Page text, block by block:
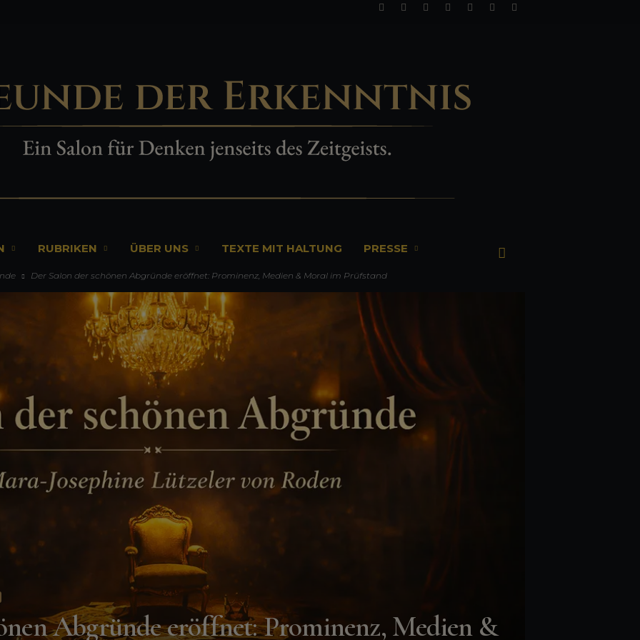
RUBRIKEN ÜBER UNS TEXTE MIT HALTUNG PRESSE
Der Salon der schönen Abgründe eröffnet: Prominenz, Medien & Moral im Prüfstand
Abgründe eröffnet: Prominenz, Medien &